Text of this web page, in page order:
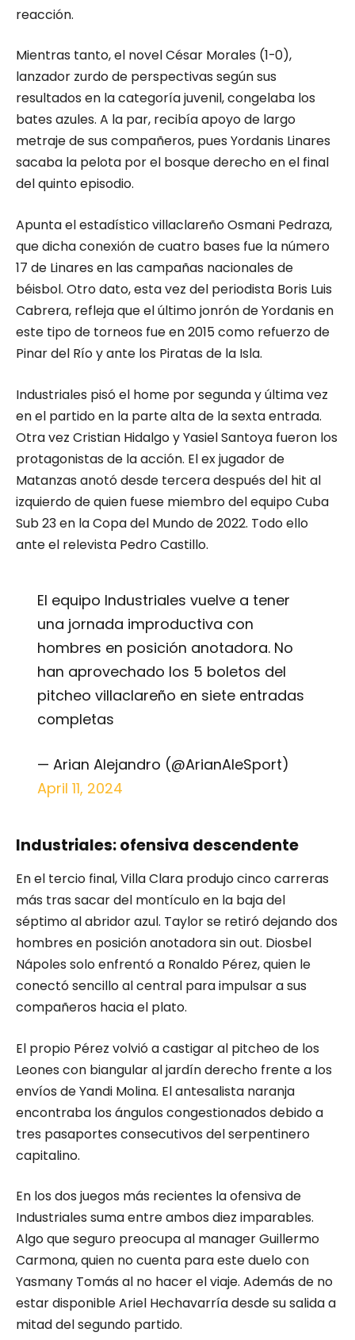
reacción.
Mientras tanto, el novel César Morales (1-0),
lanzador zurdo de perspectivas según sus
resultados en la categoría juvenil, congelaba los
bates azules. A la par, recibía apoyo de largo
metraje de sus compañeros, pues Yordanis Linares
sacaba la pelota por el bosque derecho en el final
del quinto episodio.
Apunta el estadístico villaclareño Osmani Pedraza,
que dicha conexión de cuatro bases fue la número
17 de Linares en las campañas nacionales de
béisbol. Otro dato, esta vez del periodista Boris Luis
Cabrera, refleja que el último jonrón de Yordanis en
este tipo de torneos fue en 2015 como refuerzo de
Pinar del Río y ante los Piratas de la Isla.
Industriales pisó el home por segunda y última vez
en el partido en la parte alta de la sexta entrada.
Otra vez Cristian Hidalgo y Yasiel Santoya fueron los
protagonistas de la acción. El ex jugador de
Matanzas anotó desde tercera después del hit al
izquierdo de quien fuese miembro del equipo Cuba
Sub 23 en la Copa del Mundo de 2022. Todo ello
ante el relevista Pedro Castillo.
El equipo Industriales vuelve a tener
una jornada improductiva con
hombres en posición anotadora. No
han aprovechado los 5 boletos del
pitcheo villaclareño en siete entradas
completas
— Arian Alejandro (@ArianAleSport)
April 11, 2024
Industriales: ofensiva descendente
En el tercio final, Villa Clara produjo cinco carreras
más tras sacar del montículo en la baja del
séptimo al abridor azul. Taylor se retiró dejando dos
hombres en posición anotadora sin out. Diosbel
Nápoles solo enfrentó a Ronaldo Pérez, quien le
conectó sencillo al central para impulsar a sus
compañeros hacia el plato.
El propio Pérez volvió a castigar al pitcheo de los
Leones con biangular al jardín derecho frente a los
envíos de Yandi Molina. El antesalista naranja
encontraba los ángulos congestionados debido a
tres pasaportes consecutivos del serpentinero
capitalino.
En los dos juegos más recientes la ofensiva de
Industriales suma entre ambos diez imparables.
Algo que seguro preocupa al manager Guillermo
Carmona, quien no cuenta para este duelo con
Yasmany Tomás al no hacer el viaje. Además de no
estar disponible Ariel Hechavarría desde su salida a
mitad del segundo partido.